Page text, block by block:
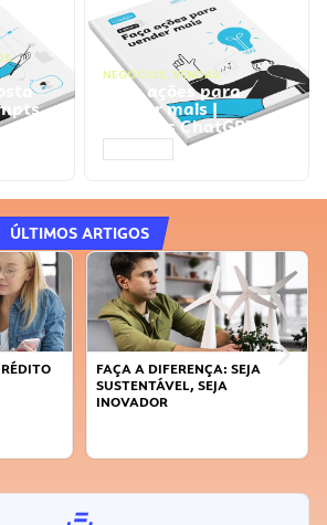
NEGÓCIOS, VENDAS
Faça ações para
vender mais |
Prompts ChatGPT
ÚLTIMOS ARTIGOS
FAÇA A DIFERENÇA: SEJA
SUSTENTÁVEL, SEJA
INOVADOR